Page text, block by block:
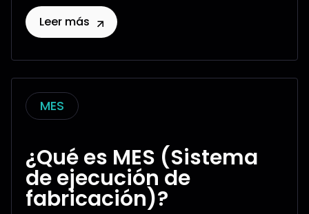
Leer más
MES
¿Qué es MES (Sistema
de ejecución de
fabricación)?